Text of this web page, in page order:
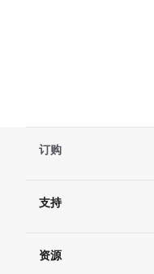
订购
订单状态查询
订单支持
现货供应中心
支持
联系我们 - 400 820 8982
资源